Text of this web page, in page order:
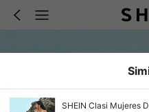
SHEIN Clasi Mujeres